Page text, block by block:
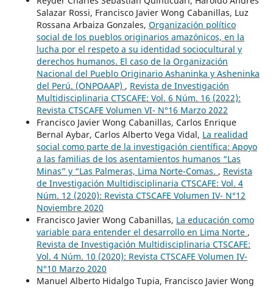
Salazar Rossi, Francisco Javier Wong Cabanillas, Luz
Rossana Arbaiza Gonzales, Organización político
social de los pueblos originarios amazónicos, en la
lucha por el respeto a su identidad sociocultural y
derechos humanos. El caso de la Organización
Nacional del Pueblo Originario Ashaninka y Asheninka
del Perú. (ONPOAAP) , Revista de Investigación
Multidisciplinaria CTSCAFE: Vol. 6 Núm. 16 (2022):
Revista CTSCAFE Volumen VI- N°16 Marzo 2022
Francisco Javier Wong Cabanillas, Carlos Enrique
Bernal Aybar, Carlos Alberto Vega Vidal, La realidad
social como parte de la investigación científica: Apoyo
a las familias de los asentamientos humanos “Las
Minas” y “Las Palmeras, Lima Norte-Comas. , Revista
de Investigación Multidisciplinaria CTSCAFE: Vol. 4
Núm. 12 (2020): Revista CTSCAFE Volumen IV- N°12
Noviembre 2020
Francisco Javier Wong Cabanillas, La educación como
variable para entender el desarrollo en Lima Norte ,
Revista de Investigación Multidisciplinaria CTSCAFE:
Vol. 4 Núm. 10 (2020): Revista CTSCAFE Volumen IV-
N°10 Marzo 2020
Manuel Alberto Hidalgo Tupia, Francisco Javier Wong